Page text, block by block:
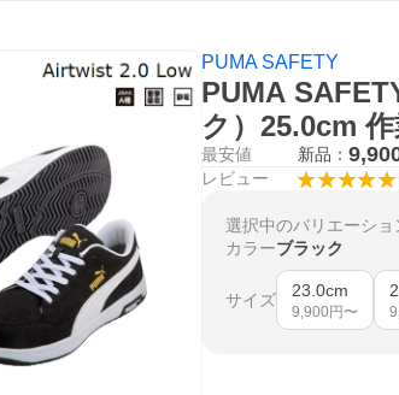
PUMA SAFETY
PUMA
ク）25.0cm
最安値 新品：
レビュー
選択中のバリエーショ
カラーブラック
サイズ 23.0cm
9,900 円〜